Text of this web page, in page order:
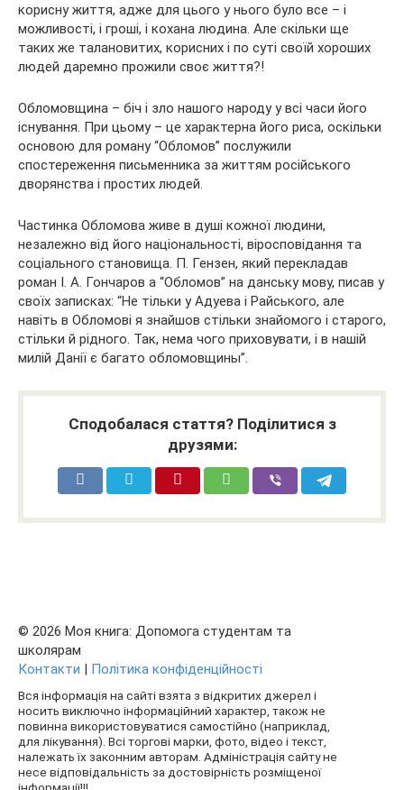
корисну життя, адже для цього у нього було все – і
можливості, і гроші, і кохана людина. Але скільки ще
таких же талановитих, корисних і по суті своїй хороших
людей даремно прожили своє життя?!
Обломовщина – біч і зло нашого народу у всі часи його
існування. При цьому – це характерна його риса, оскільки
основою для роману “Обломов” послужили
спостереження письменника за життям російського
дворянства і простих людей.
Частинка Обломова живе в душі кожної людини,
незалежно від його національності, віросповідання та
соціального становища. П. Гензен, який перекладав
роман І. А. Гончаров а “Обломов” на данську мову, писав у
своїх записках: “Не тільки у Адуева і Райського, але
навіть в Обломові я знайшов стільки знайомого і старого,
стільки й рідного. Так, нема чого приховувати, і в нашій
милій Данії є багато обломовщины”.
Сподобалася стаття? Поділитися з
друзями:
© 2026 Моя книга: Допомога студентам та
школярам
Контакти | Політика конфіденційності
Вся інформація на сайті взята з відкритих джерел і
носить виключно інформаційний характер, також не
повинна використовуватися самостійно (наприклад,
для лікування). Всі торгові марки, фото, відео і текст,
належать їх законним авторам. Адміністрація сайту не
несе відповідальність за достовірність розміщеної